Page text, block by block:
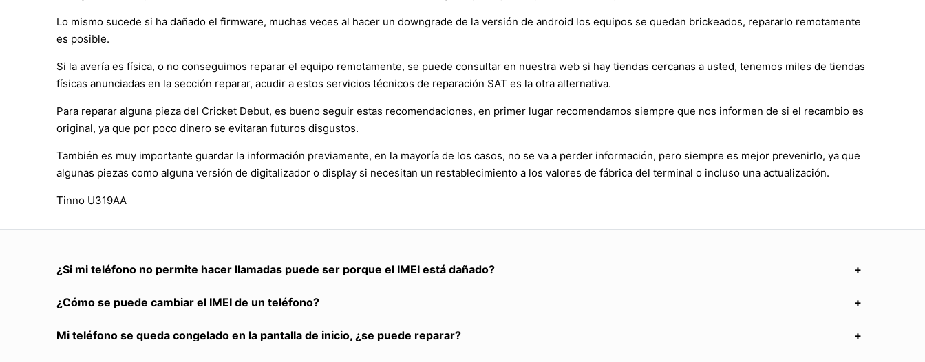
Lo mismo sucede si ha dañado el firmware, muchas veces al hacer un downgrade de la versión de android los equipos se quedan brickeados, repararlo remotamente
es posible.
Si la avería es física, o no conseguimos reparar el equipo remotamente, se puede consultar en nuestra web si hay tiendas cercanas a usted, tenemos miles de tiendas
físicas anunciadas en la sección reparar, acudir a estos servicios técnicos de reparación SAT es la otra alternativa.
Para reparar alguna pieza del Cricket Debut, es bueno seguir estas recomendaciones, en primer lugar recomendamos siempre que nos informen de si el recambio es
original, ya que por poco dinero se evitaran futuros disgustos.
También es muy importante guardar la información previamente, en la mayoría de los casos, no se va a perder información, pero siempre es mejor prevenirlo, ya que
algunas piezas como alguna versión de digitalizador o display si necesitan un restablecimiento a los valores de fábrica del terminal o incluso una actualización.
Tinno U319AA
¿Si mi teléfono no permite hacer llamadas puede ser porque el IMEI está dañado?
¿Cómo se puede cambiar el IMEI de un teléfono?
Mi teléfono se queda congelado en la pantalla de inicio, ¿se puede reparar?